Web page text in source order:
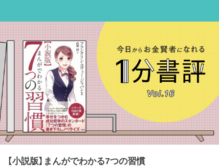
【小説版】まんがでわかる7つの習慣